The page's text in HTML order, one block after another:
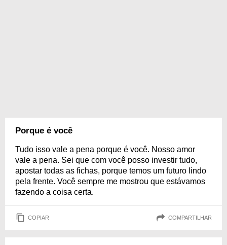
Porque é você
Tudo isso vale a pena porque é você. Nosso amor
vale a pena. Sei que com você posso investir tudo,
apostar todas as fichas, porque temos um futuro lindo
pela frente. Você sempre me mostrou que estávamos
fazendo a coisa certa.
COPIAR COMPARTILHAR